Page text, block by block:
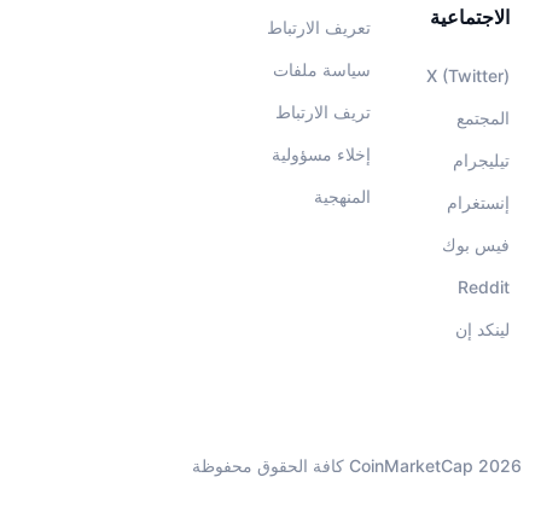
تعريف الارتباط
سياسة ملفات
تريف الارتباط
إخلاء مسؤولية
المنهجية
الاجتماعية
X (Twitter)
المجتمع
تيليجرام
إنستغرام
فيس بوك
Reddit
لينكد إن
CoinMarketCap 2026 كافة الحقوق محفوظة